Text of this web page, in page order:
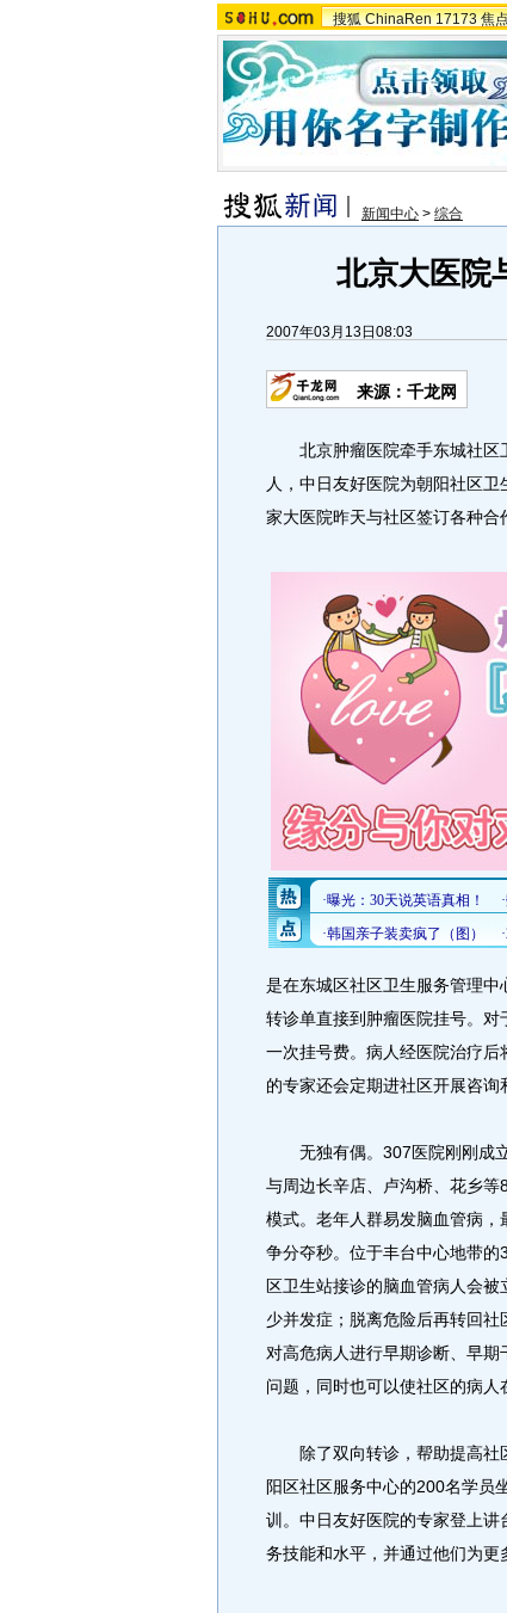
搜狐 ChinaRen 17173 焦
新闻中心 > 综合
北京大医院
2007年03月13日08:03
来源：千龙网
北京肿瘤医院牵手东城社区卫
人，中日友好医院为朝阳社区
家大医院昨天与社区签订各种合
是在东城区社区卫生服务管理
转诊单直接到肿瘤医院挂号。
一次挂号费。病人经医院治疗
的专家还会定期进社区开展咨询
无独有偶。307医院刚刚成立
与周边长辛店、卢沟桥、花乡
模式。老年人群易发脑血管病
争分夺秒。位于丰台中心地带
区卫生站接诊的脑血管病人会
少并发症；脱离危险后再转回社
对高危病人进行早期诊断、早
问题，同时也可以使社区的病人
除了双向转诊，帮助提高社
阳区社区服务中心的200名学员
训。中日友好医院的专家登上
务技能和水平，并通过他们为更